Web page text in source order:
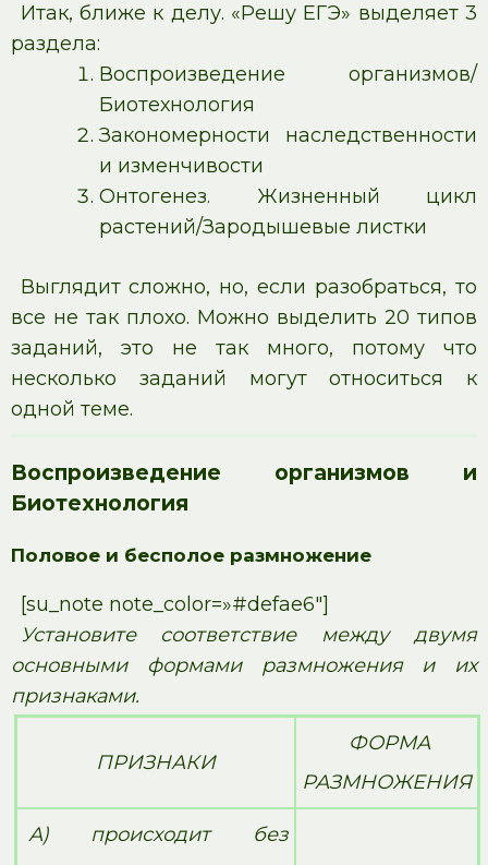
Итак, ближе к делу. «Решу ЕГЭ» выделяет 3
раздела:
Воспроизведение организмов/
Биотехнология
Закономерности наследственности
и изменчивости
Онтогенез. Жизненный цикл
растений/Зародышевые листки
Выглядит сложно, но, если разобраться, то
все не так плохо. Можно выделить 20 типов
заданий, это не так много, потому что
несколько заданий могут относиться к
одной теме.
Воспроизведение организмов и
Биотехнология
Половое и бесполое размножение
[su_note note_color=»#defae6″]
Установите соответствие между двумя
основными формами размножения и их
признаками.
ПРИЗНАКИ
ФОРМА
РАЗМНОЖЕНИЯ
А) происходит без